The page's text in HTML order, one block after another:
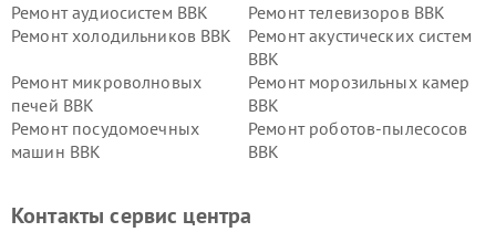
Ремонт аудиосистем BBK
Ремонт телевизоров BBK
Ремонт холодильников BBK
Ремонт акустических систем
BBK
Ремонт микроволновых
печей BBK
Ремонт морозильных камер
BBK
Ремонт посудомоечных
машин BBK
Ремонт роботов-пылесосов
BBK
Ремонт винных шкафов BBK
Контакты сервис центра